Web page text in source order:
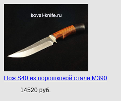
Нож S40 из порошковой стали M390
14520 руб.